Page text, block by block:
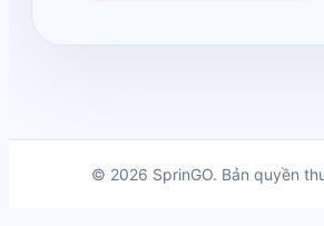
© 2026 SprinGO. Bản quyền